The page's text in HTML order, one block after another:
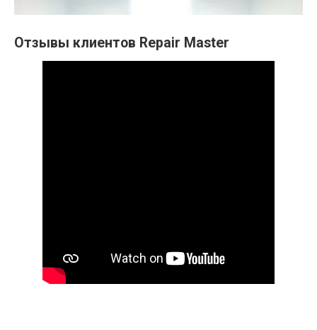
Отзывы клиентов Repair Master